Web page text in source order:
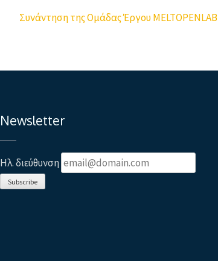
Συνάντηση της Ομάδας Έργου MELTOPENLAB
Newsletter
Ηλ. διεύθυνση
Subscribe